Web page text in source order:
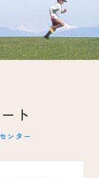
ト
ンター